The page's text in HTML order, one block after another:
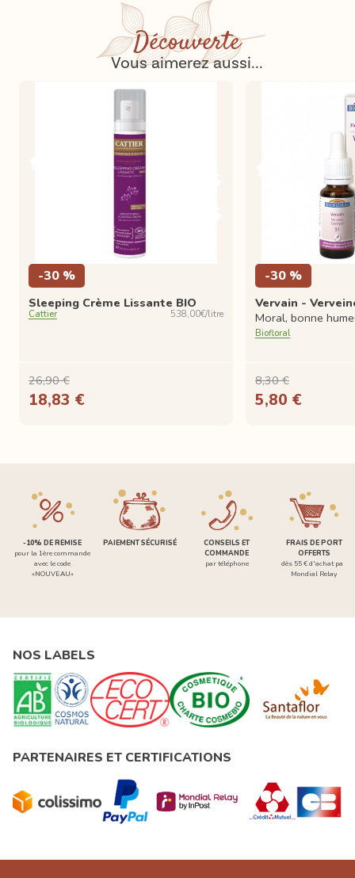
Découverte
Vous aimerez aussi...
-30 %
Sleeping Crème Lissante BIO
Cattier 538,00€/litre
26,90 €
18,83 €
-30 %
Vervain -
Moral, bonne
Biofloral
8,30 €
5,80 €
-10% DE REMISE
pour la 1ère commande
avec le code
«NOUVEAU»
PAIEMENT SÉCURISÉ
CONSEILS ET
COMMANDE
par téléphone
FRAIS DE PORT
OFFERTS
dès 55 € d'achat par
Mondial Relay
NOS LABELS
PARTENAIRES ET CERTIFICATIONS